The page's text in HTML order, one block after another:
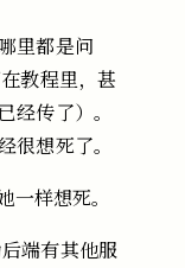
里都是问
教程里，甚
经传了）。
很想死了。
样想死。
端有其他服